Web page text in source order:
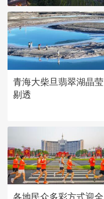
青海大柴旦翡翠湖晶莹
剔透
各地民众多彩方式迎全